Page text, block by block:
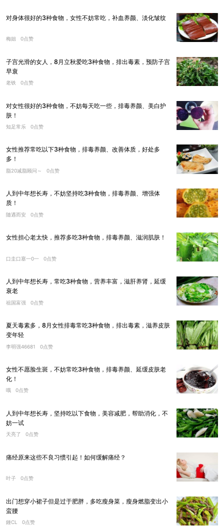
对身体很好的3种食物，女性不妨常吃，补血养颜、淡化皱纹
梅姐 0点赞
子宫光滑的女人，8月立秋爱吃3种食物，排出毒素，预防子宫
早衰
老铁 0点赞
对女性很好的3种食物，不妨每天吃一些，排毒养颜、美白护
肤！
知足常乐 0点赞
女性推荐常吃以下3种食物，排毒养颜、改善体质，好处多
多！
脂20减脂顾问～ 0点赞
人到中年想长寿，不妨坚持吃3种食物，排毒养颜、增强体
质！
随遇而安 0点赞
女性担心老太快，推荐多吃3种食物，排毒养颜、滋润肌肤！
口圭口塞一0一 0点赞
人到中年想长寿，常吃3种食物，营养丰富，滋肝养肾，延缓
衰老
祖国富强 0点赞
夏天毒素多，8月女性排毒常吃3种食物，排出毒素，滋养皮肤
变年轻
李明强46681 0点赞
女性不愿脸生斑，不妨常吃3种食物，排毒养颜、延缓皮肤老
化！
哦 0点赞
人到中年想长寿，坚持吃以下食物，美容减肥，帮助消化，不
妨一试
天亮了 0点赞
痛经原来这些不良习惯引起！如何缓解痛经？
叶子 0点赞
出门想穿小裙子但是过于肥胖，多吃瘦身菜，瘦身燃脂变出小
蛮腰
鍾CL 0点赞